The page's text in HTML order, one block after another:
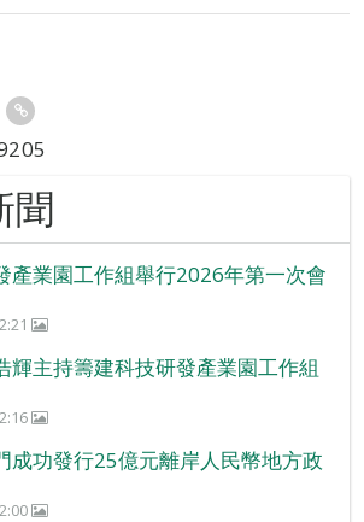
聞
產業園工作組舉行2026年第一次會
輝主持籌建科技研發產業園工作組
成功發行25億元離岸人民幣地方政